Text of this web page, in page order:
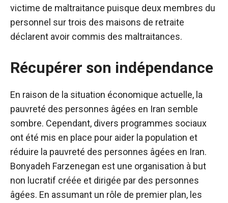
victime de maltraitance puisque deux membres du
personnel sur trois des maisons de retraite
déclarent avoir commis des maltraitances.
Récupérer son indépendance
En raison de la situation économique actuelle, la
pauvreté des personnes âgées en Iran semble
sombre. Cependant, divers programmes sociaux
ont été mis en place pour aider la population et
réduire la pauvreté des personnes âgées en Iran.
Bonyadeh Farzenegan est une organisation à but
non lucratif créée et dirigée par des personnes
âgées. En assumant un rôle de premier plan, les